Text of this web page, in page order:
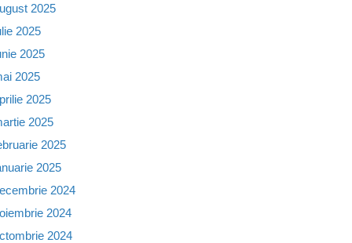
2025
2025
2025
2025
2025
2025
2025
2025
2024
2024
2024